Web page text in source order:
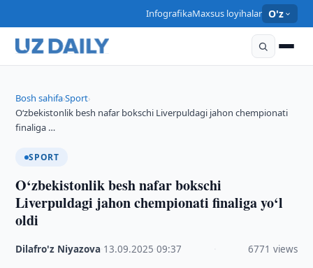
InfografikaMaxsus loyihalar O'z
Bosh sahifa›Sport›
O‘zbekistonlik besh nafar bokschi Liverpuldagi jahon chempionati
finaliga …
SPORT
O‘zbekistonlik besh nafar bokschi
Liverpuldagi jahon chempionati finaliga yo‘l
oldi
Dilafro'z Niyazova 13.09.2025 ·09:37 6771 views